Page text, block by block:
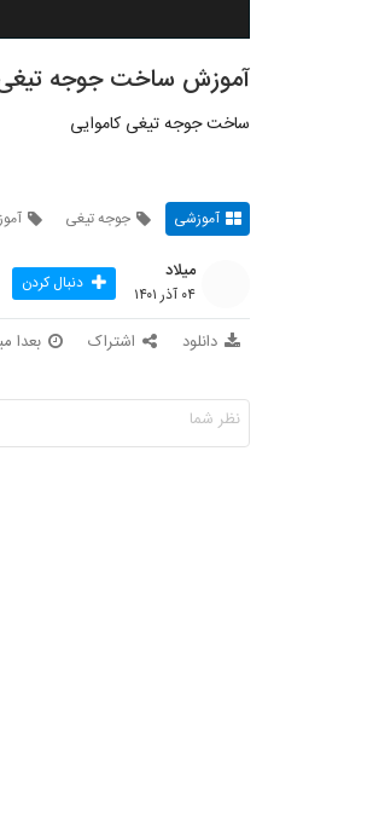
آموزش ساخت جوجه تیغی
ساخت جوجه تیغی کاموایی
آموزشی جوجه تیغی
میلاد
۰۴ آذر ۱۴۰۱ دنبال کردن
دانلود اشتراک بعدا